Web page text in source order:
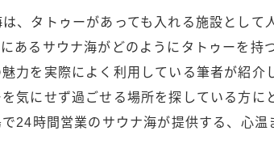
、タトゥーがあっても入れる施設として
あるサウナ海がどのようにタトゥーを持
力を実際によく利用している筆者が紹介
気にせず過ごせる場所を探している方に
24時間営業のサウナ海が提供する、心温